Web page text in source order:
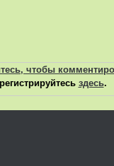
чтобы
здесь.